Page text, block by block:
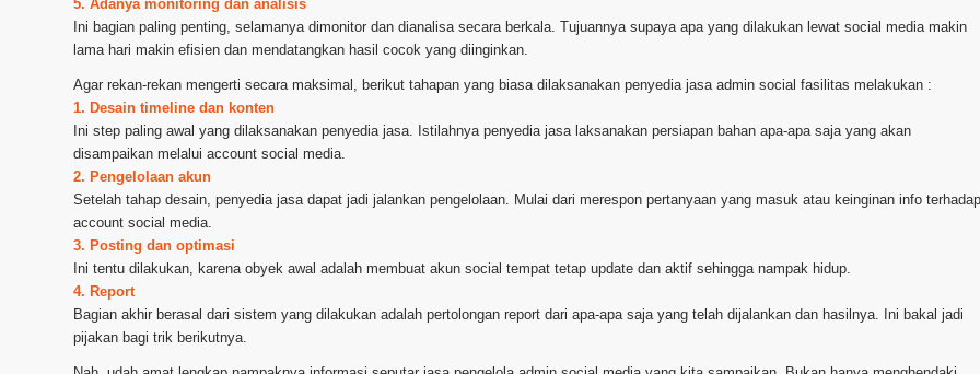
5. Adanya monitoring dan analisis
Ini bagian paling penting, selamanya dimonitor dan dianalisa secara berkala. Tujuannya supaya apa yang dilakukan lewat social media makin
lama hari makin efisien dan mendatangkan hasil cocok yang diinginkan.
Agar rekan-rekan mengerti secara maksimal, berikut tahapan yang biasa dilaksanakan penyedia jasa admin social fasilitas melakukan :
1. Desain timeline dan konten
Ini step paling awal yang dilaksanakan penyedia jasa. Istilahnya penyedia jasa laksanakan persiapan bahan apa-apa saja yang akan
disampaikan melalui account social media.
2. Pengelolaan akun
Setelah tahap desain, penyedia jasa dapat jadi jalankan pengelolaan. Mulai dari merespon pertanyaan yang masuk atau keinginan info terhadap
account social media.
3. Posting dan optimasi
Ini tentu dilakukan, karena obyek awal adalah membuat akun social tempat tetap update dan aktif sehingga nampak hidup.
4. Report
Bagian akhir berasal dari sistem yang dilakukan adalah pertolongan report dari apa-apa saja yang telah dijalankan dan hasilnya. Ini bakal jadi
pijakan bagi trik berikutnya.